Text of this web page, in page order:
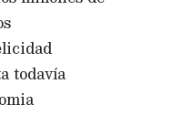
todavía